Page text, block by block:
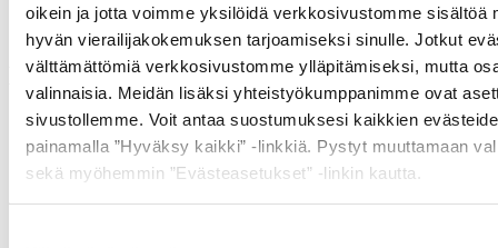
oikein ja jotta voimme yksilöidä verkkosivustomme sisältöä
hyvän vierailijakokemuksen tarjoamiseksi sinulle. Jotkut
välttämättömiä verkkosivustomme ylläpitämiseksi, mutta
valinnaisia. Meidän lisäksi yhteistyökumppanimme ovat
sivustollemme. Voit antaa suostumuksesi kaikkien
painamalla ”Hyväksy kaikki” -linkkiä. Pystyt muuttamaan
sekä myöhemmin ”Evästeasetukset” -linkin kautta.
Muut ostivat myös